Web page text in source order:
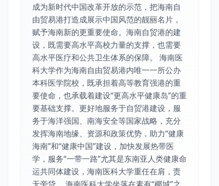
成为新时代中国改革开放的示范，把海南自
由贸易港打造成展示中国风范的靓丽名片，
赋予海南新的更重要使命。海南自贸港的建
设，既需要高水平高校力量的支撑，也需要
高水平医疗和公共卫生体系的保障。 海南医
科大学作为海南自由贸易港内唯一一所公办
本科医学院校，既承担着高等教育强港的重
要使命，也承载着建设“更高水平健康岛”的重
要基础支撑。更好地服务于自贸港建设，服
务于海洋强国、南海安全等国家战略，充分
发挥海南地缘、资源和政策优势，助力“健康
海南”和“健康中国”建设，加快发展热带医
学，服务“一带一路”尤其是东南亚人类健康命
运共同体建设，海南医科大学重任在肩，责